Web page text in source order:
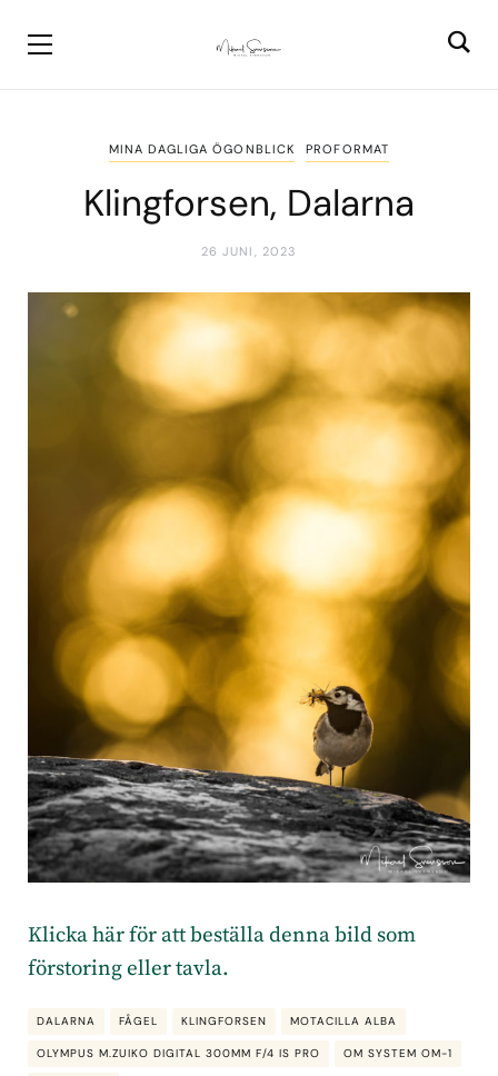
MINA DAGLIGA ÖGONBLICK PROFORMAT
Klingforsen, Dalarna
26 JUNI, 2023
Klicka här för att beställa denna bild som
förstoring eller tavla.
DALARNA FÅGEL KLINGFORSEN MOTACILLA ALBA
OLYMPUS M.ZUIKO DIGITAL 300MM F/4 IS PRO OM SYSTEM OM-1